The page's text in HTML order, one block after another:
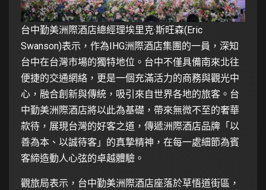
台中勤美洲際酒店總經理埃里克·斯旺森(Eric
Swanson)表示，作為IHG洲際酒店集團的一員，深知
台中在台灣市場的獨特地位。台中不僅具備南來北往
便捷的交通網絡，更是一個充滿活力的商務與觀光中
心，融合創新與傳統，吸引來自世界各地的旅客。台
中勤美洲際酒店將以此為基礎，帶來無微不至的奢華
款待，展現台灣的好客之道，傳遞洲際酒店品牌「以
善為本、以誠待客」的真摯精神，在每一處細節為賓
客締造動人心弦的卓越體驗。
觀旅局表示，台中勤美洲際酒店座落於草悟道街區，